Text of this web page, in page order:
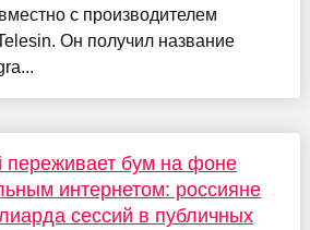
с производителем
Он получил название
переживает бум на фоне
интернетом: россияне
сессий в публичных